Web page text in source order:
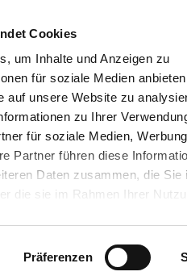
Cookies
um Inhalte und Anzeigen zu
für soziale Medien
auf unsere Website zu
zu Ihrer
für soziale Medien,
Partner führen diese
Daten zusammen, die Sie
die sie im Rahmen Ihrer
lit. a) DS-GVO ein, dass Ihre
Gemäß dem Europäischen
Präferenzen